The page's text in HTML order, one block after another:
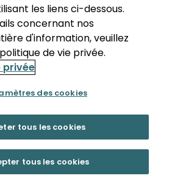
les liens ci-dessous.
concernant nos
d'information, veuillez
de vie privée.
privée
des cookies
tous les cookies
tous les cookies